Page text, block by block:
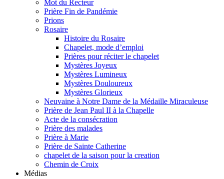
Mot du Recteur
Prière Fin de Pandémie
Prions
Rosaire
Histoire du Rosaire
Chapelet, mode d’emploi
Prières pour réciter le chapelet
Mystères Joyeux
Mystères Lumineux
Mystères Douloureux
Mystères Glorieux
Neuvaine à Notre Dame de la Médaille Miraculeuse
Prière de Jean Paul II à la Chapelle
Acte de la consécration
Prière des malades
Prière à Marie
Prière de Sainte Catherine
chapelet de la saison pour la creation
Chemin de Croix
Médias